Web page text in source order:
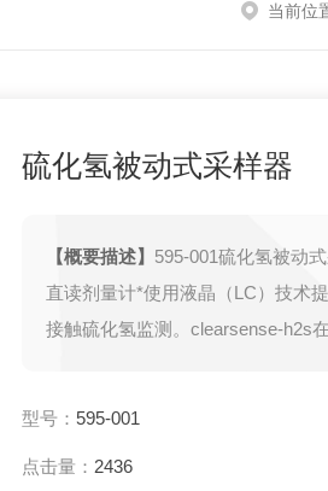
当前位
硫化氢被动式采样器
【概要描述】 595-001硫化氢被动
直读剂量计*使用液晶（LC）技术
接触硫化氢监测。clearsense-h2s
型号： 595-001
点击量： 2436